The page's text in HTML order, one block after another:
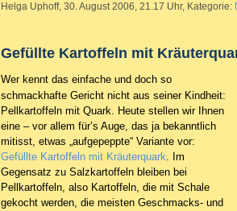
Helga Uphoff, 30. August 2006, 21.17 Uhr, Kategorie:
Gefüllte Kartoffeln mit
Wer kennt das einfache und doch so
schmackhafte Gericht nicht aus seiner Kindheit:
Pellkartoffeln mit Quark. Heute stellen wir Ihnen
eine – vor allem für’s Auge, das ja bekanntlich
mitisst, etwas „aufgepeppte“ Variante vor:
Gefüllte Kartoffeln mit Kräuterquark. Im
Gegensatz zu Salzkartoffeln bleiben bei
Pellkartoffeln, also Kartoffeln, die mit Schale
gekocht werden, die meisten Geschmacks- und